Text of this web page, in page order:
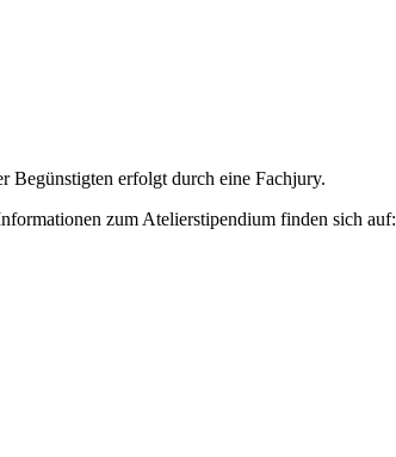
Begünstigten erfolgt durch eine Fachjury.
zum Atelierstipendium finden sich auf: